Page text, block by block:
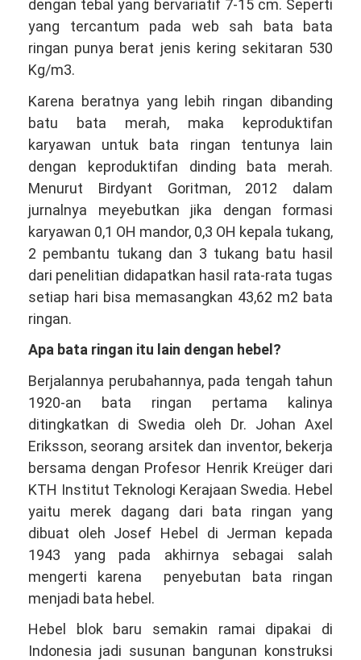
dengan tebal yang bervariatif 7-15 cm. Seperti
yang tercantum pada web sah bata bata
ringan punya berat jenis kering sekitaran 530
Kg/m3.
Karena beratnya yang lebih ringan dibanding
batu bata merah, maka keproduktifan
karyawan untuk bata ringan tentunya lain
dengan keproduktifan dinding bata merah.
Menurut Birdyant Goritman, 2012 dalam
jurnalnya meyebutkan jika dengan formasi
karyawan 0,1 OH mandor, 0,3 OH kepala tukang,
2 pembantu tukang dan 3 tukang batu hasil
dari penelitian didapatkan hasil rata-rata tugas
setiap hari bisa memasangkan 43,62 m2 bata
ringan.
Apa bata ringan itu lain dengan hebel?
Berjalannya perubahannya, pada tengah tahun
1920-an bata ringan pertama kalinya
ditingkatkan di Swedia oleh Dr. Johan Axel
Eriksson, seorang arsitek dan inventor, bekerja
bersama dengan Profesor Henrik Kreüger dari
KTH Institut Teknologi Kerajaan Swedia. Hebel
yaitu merek dagang dari bata ringan yang
dibuat oleh Josef Hebel di Jerman kepada
1943 yang pada akhirnya sebagai salah
mengerti karena penyebutan bata ringan
menjadi bata hebel.
Hebel blok baru semakin ramai dipakai di
Indonesia jadi susunan bangunan konstruksi